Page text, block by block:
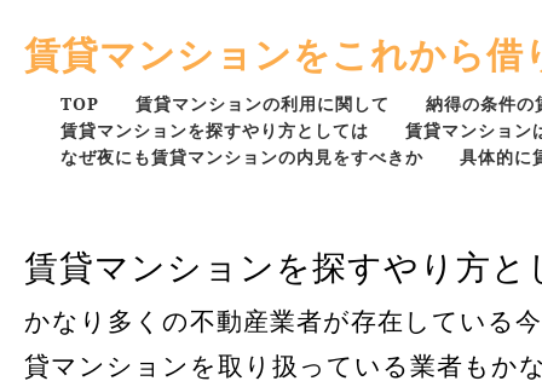
賃貸マンションをこれから借
TOP 賃貸マンションの利用に関して
納得の条件の
賃貸マンションを探すやり方としては
賃貸マンション
なぜ夜にも賃貸マンションの内見をすべきか
具体的に
賃貸マンションを探すやり方と
かなり多くの不動産業者が存在している
貸マンションを取り扱っている業者もか